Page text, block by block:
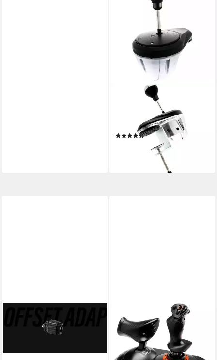
THRUSTMASTER
Thrustmaster TH8A Add-On
Shifter, Schalthebel Gaming-
Controller
(3)
mtl. in 12 Raten
lieferbar - in 3-4 Werktagen bei dir